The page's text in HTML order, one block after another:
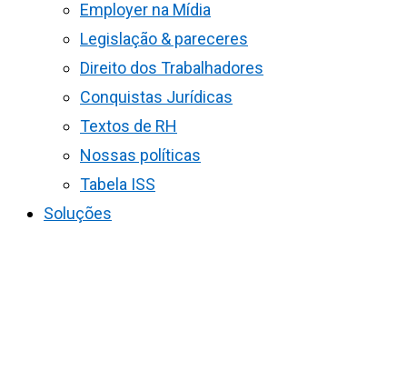
Employer na Mídia
Legislação & pareceres
Direito dos Trabalhadores
Conquistas Jurídicas
Textos de RH
Nossas políticas
Tabela ISS
Soluções